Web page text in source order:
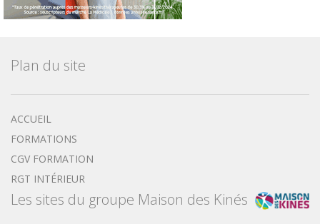
Plan du site
ACCUEIL
FORMATIONS
CGV FORMATION
RGT INTÉRIEUR
Les sites du groupe Maison des Kinés